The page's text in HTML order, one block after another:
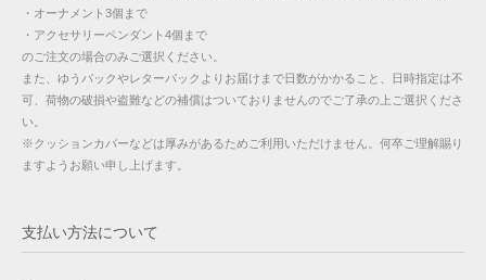
・オーナメント3個まで
・アクセサリーペンダント4個まで
のご注文の場合のみご選択ください。
また、ゆうパックやレターパックよりお届けまで日数がかかること、日時指定は不
可、荷物の破損や盗難などの補償はついておりませんのでご了承の上ご選択くださ
い。
※クッションカバーなどは厚みがあるためご利用いただけません。何卒ご理解賜り
ますようお願い申し上げます。
支払い方法について